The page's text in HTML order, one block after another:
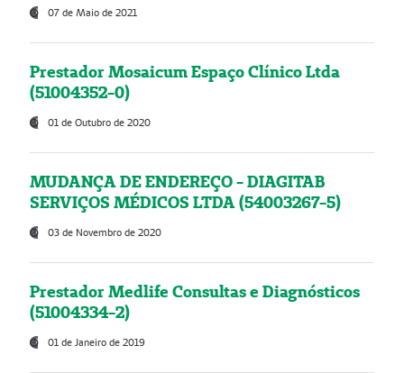
07 de Maio de 2021
Prestador Mosaicum Espaço Clínico Ltda
(51004352-0)
01 de Outubro de 2020
MUDANÇA DE ENDEREÇO - DIAGITAB
SERVIÇOS MÉDICOS LTDA (54003267-5)
03 de Novembro de 2020
Prestador Medlife Consultas e Diagnósticos
(51004334-2)
01 de Janeiro de 2019